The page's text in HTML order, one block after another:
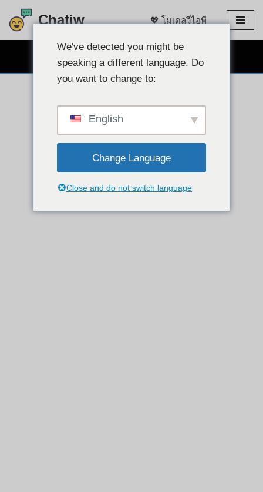
ข้าม
เนื้อหา
Chatiw 💖 โมเดลวีไอพี
We've detected you might be
speaking a different language. Do
you want to change to:
English
Change Language
Close and do not switch language